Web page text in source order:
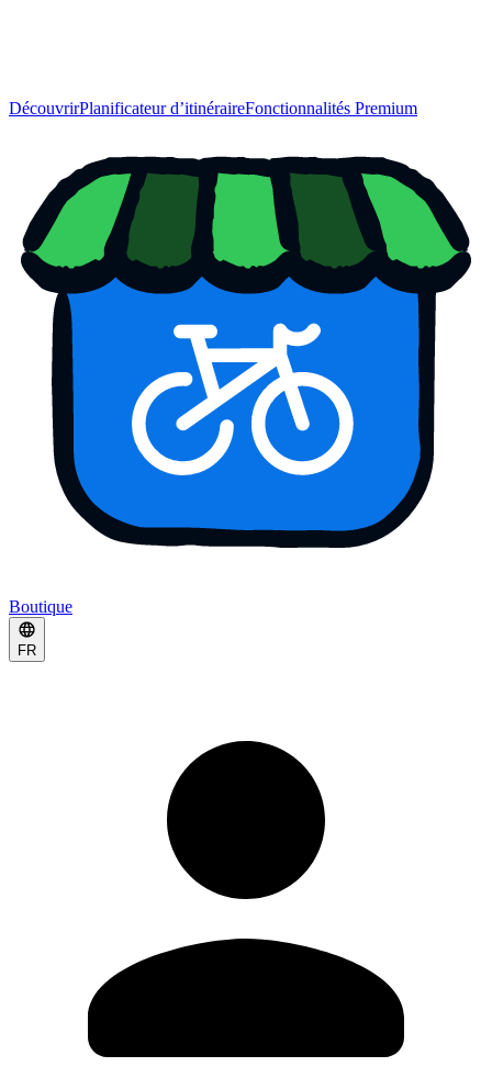
DécouvrirPlanificateur d’itinéraireFonctionnalités Premium
Boutique
FR